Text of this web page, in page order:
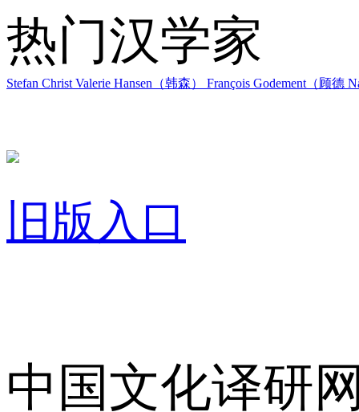
热门汉学家
Stefan Christ Valerie Hansen（韩森） François Godement（顾德
旧版入口
中国文化译研